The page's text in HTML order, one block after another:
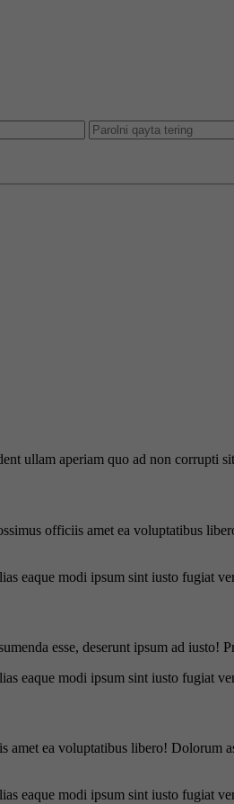
ullam aperiam quo ad non corrupti
officiis amet ea voluptatibus
eaque modi ipsum sint iusto fugiat
esse, deserunt ipsum ad iusto!
eaque modi ipsum sint iusto fugiat
ea voluptatibus libero! Dolorum
eaque modi ipsum sint iusto fugiat